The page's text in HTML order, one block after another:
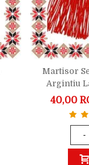
Martisor
Argintiu
40,00
-